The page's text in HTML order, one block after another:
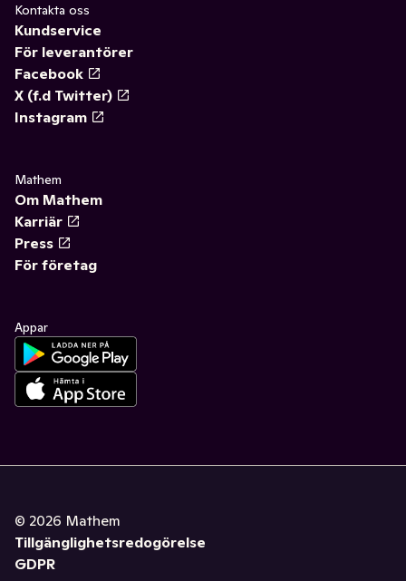
Kontakta oss
Kundservice
För leverantörer
Facebook
X (f.d Twitter)
Instagram
Mathem
Om Mathem
Karriär
Press
För företag
Appar
© 2026 Mathem
Tillgänglighetsredogörelse
GDPR